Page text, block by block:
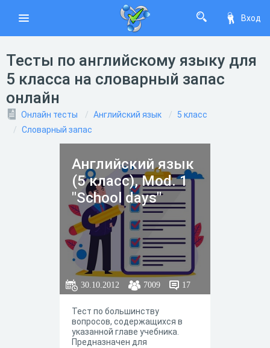
Вход
Тесты по английскому языку для
5 класса на словарный запас
онлайн
Онлайн тесты Английский язык
5 класс
Словарный запас
Английский язык
(5 класс), Mod. 1
"School days"
30.10.2012 7009 17
Тест по большинству
вопросов, содержащихся в
указанной главе учебника.
Предназначен для